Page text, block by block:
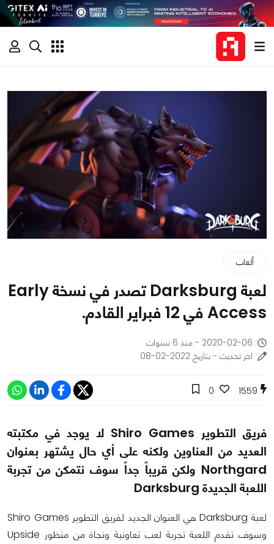
ألعاب
لعبة Darksburg تصدر في نسخة Early
Access في 12 فبراير القادم.
2020-02-06 - منذ 6 سنوات
اخر تحديث - بتاريخ 2022-02-08
1559
0
فريق التطوير Shiro Games لا يوجد في مكتبته
العديد من العناوين ولكنه على أي حال يشتهر بعنوان
Northgard ولكن قريباً جداً سوف نتمكن من تجربة
اللعبة الجديدة Darksburg
لعبة Darksburg هي العنوان الجديد لفريق التطوير Shiro Games
وسوف تقدم اللعبة تجربة لعب تعاونية ونجاة من منظور Upside